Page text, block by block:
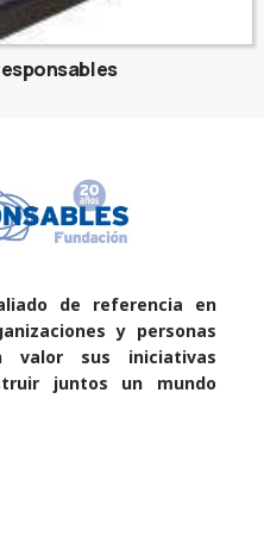
de referencia en
y personas
valor sus iniciativas
juntos un mundo